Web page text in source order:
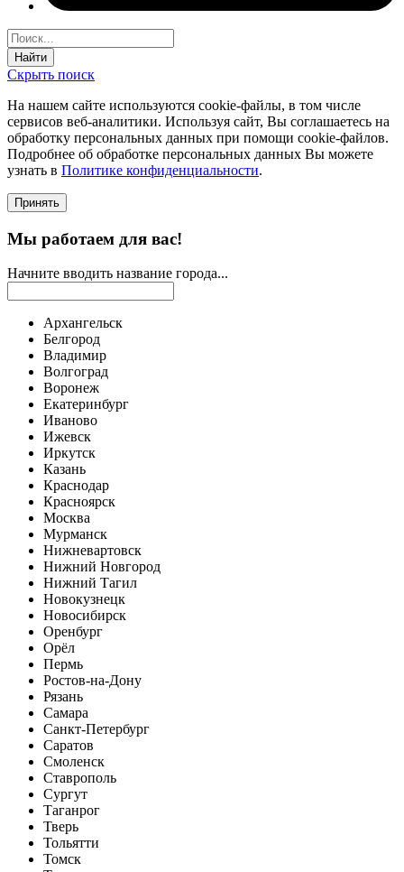
Найти
Скрыть поиск
На нашем сайте используются соokie-файлы, в том числе
сервисов веб-аналитики. Используя сайт, Вы соглашаетесь на
обработку персональных данных при помощи cookie-файлов.
Подробнее об обработке персональных данных Вы можете
узнать в Политике конфиденциальности.
Принять
Мы работаем для вас!
Начните вводить название города...
Архангельск
Белгород
Владимир
Волгоград
Воронеж
Екатеринбург
Иваново
Ижевск
Иркутск
Казань
Краснодар
Красноярск
Москва
Мурманск
Нижневартовск
Нижний Новгород
Нижний Тагил
Новокузнецк
Новосибирск
Оренбург
Орёл
Пермь
Ростов-на-Дону
Рязань
Самара
Санкт-Петербург
Саратов
Смоленск
Ставрополь
Сургут
Таганрог
Тверь
Тольятти
Томск